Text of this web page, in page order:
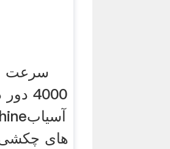
4000
های